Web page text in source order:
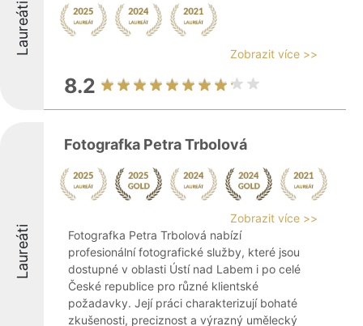
Laureáti Zobrazit více >>
8.2
Laureáti
Fotografka Petra Trbolová
Zobrazit více >>
Fotografka Petra Trbolová nabízí
profesionální fotografické služby, které jsou
dostupné v oblasti Ústí nad Labem i po celé
České republice pro různé klientské
požadavky. Její práci charakterizují bohaté
zkušenosti, preciznost a výrazný umělecký